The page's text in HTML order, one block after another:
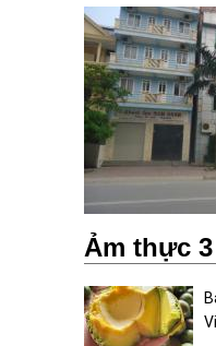
Ảm thực